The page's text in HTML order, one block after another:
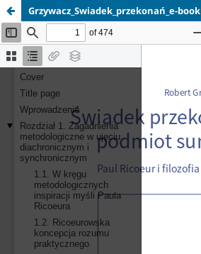
Grzywacz_Swiadek_przekonań_e-book